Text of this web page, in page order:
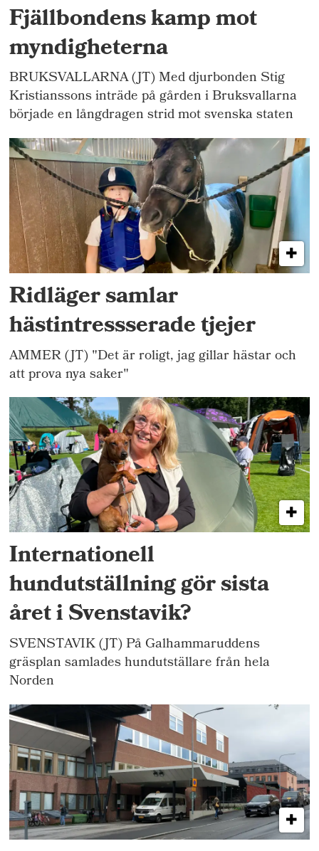
Fjällbondens kamp mot
myndigheterna
BRUKSVALLARNA (JT) Med djurbonden Stig
Kristianssons inträde på gården i Bruksvallarna
började en långdragen strid mot svenska staten
Ridläger samlar
hästintressserade tjejer
AMMER (JT) "Det är roligt, jag gillar hästar och
att prova nya saker"
Internationell
hundutställning gör sista
året i Svenstavik?
SVENSTAVIK (JT) På Galhammaruddens
gräsplan samlades hundutställare från hela
Norden